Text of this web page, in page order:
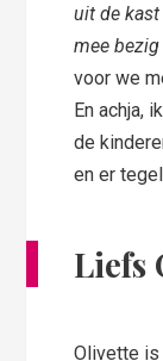
uit de
mee
voor we
En achja,
de
en er
Liefs
Olivette